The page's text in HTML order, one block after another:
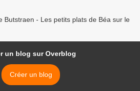
Butstraen - Les petits plats de Béa sur le
un blog sur Overblog
Créer un blog